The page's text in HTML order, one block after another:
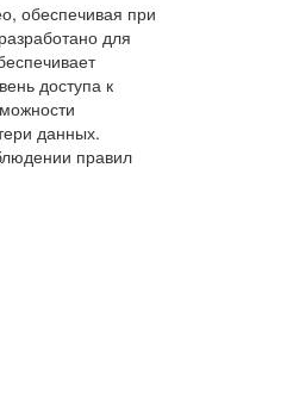
обеспечивая при
для
доступа к
данных.
правил